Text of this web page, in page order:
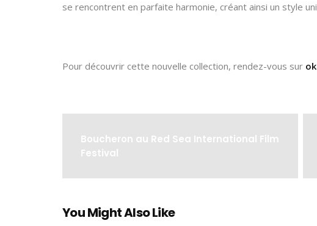
se rencontrent en parfaite harmonie, créant ainsi un style
Pour découvrir cette nouvelle collection, rendez-vous sur
Boucheron au Red Sea International Film
Festival
You Might Also Like